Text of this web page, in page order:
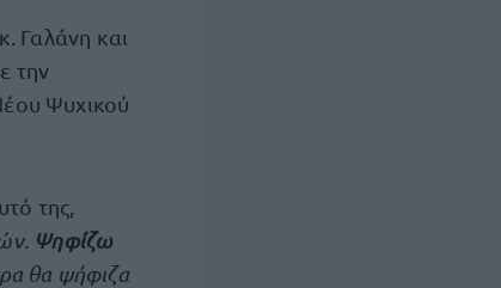
Γαλάνη και
την
Ψυχικού
της,
Ψηφίζω
θα ψήφιζα